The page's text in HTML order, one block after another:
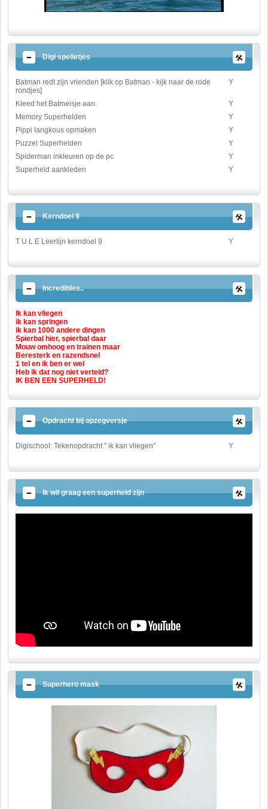
Digi spelletjes
Batman redt zijn vrienden [klik op Batman - kijk naar de rode
rondjes]
Y
Kleed het Batmeisje aan.
Y
Memory Superhelden
Y
Pippi langkous opmaken
Y
Puzzel Superhelden
Y
Spiderman inkleuren op de pc
Y
Superheld aankleden
Y
Kerndoel 9
T U L E Leerlijn kerndoel 9 Y
Incredibles..
Ik kan vliegen
ik kan springen
ik kan 1000 andere dingen
Spierbal hier, spierbal daar
Mouw omhoog en trainen maar
Beresterk en razendsnel
1 tel en ik ben er wel
Heb ik dat nog niet verteld?
IK BEN EEN SUPERHELD!
Opdracht bij opzegversje
Digischool: Tekenopdracht " ik kan vliegen" Y
Ik wil graag een superheld zijn
Superhero mask